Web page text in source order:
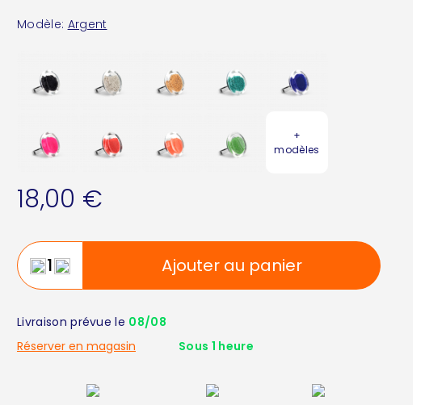
Modèle: Argent
+
modèles
18,00 €
Ajouter au panier
Livraison prévue le 08/08
Réserver en magasin
Sous 1 heure